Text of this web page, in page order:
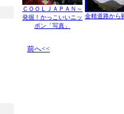
ＣＯＯＬＪＡＰＡＮ～
発掘！かっこいいニッ
ポン「写真」
金精道路から
前へ<<